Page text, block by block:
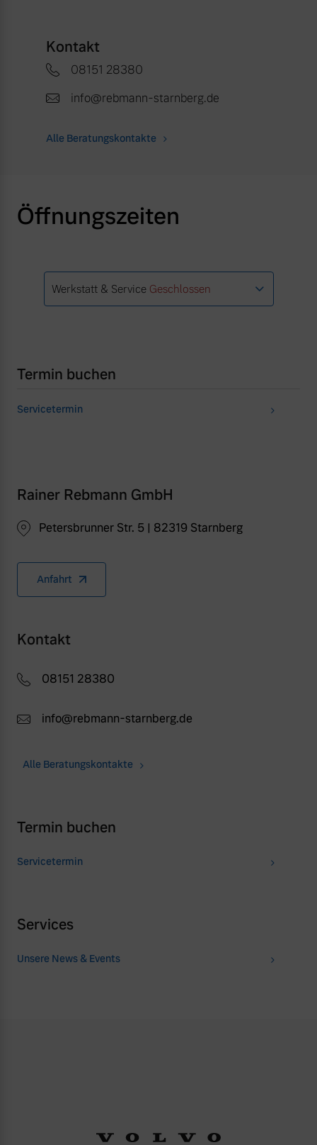
Kontakt
08151 28380
info@rebmann-starnberg.de
Alle Beratungskontakte
Öffnungszeiten
Werkstatt & Service Geschlossen
Termin buchen
Servicetermin
Rainer Rebmann GmbH
Petersbrunner Str. 5 | 82319 Starnberg
Anfahrt
Kontakt
08151 28380
info@rebmann-starnberg.de
Alle Beratungskontakte
Termin buchen
Servicetermin
Services
Unsere News & Events